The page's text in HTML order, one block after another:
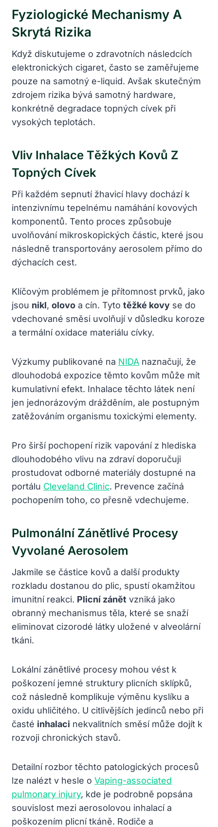
Fyziologické Mechanismy A
Skrytá Rizika
Když diskutujeme o zdravotních následcích
elektronických cigaret, často se zaměřujeme
pouze na samotný e-liquid. Avšak skutečným
zdrojem rizika bývá samotný hardware,
konkrétně degradace topných cívek při
vysokých teplotách.
Vliv Inhalace Těžkých Kovů Z
Topných Cívek
Při každém sepnutí žhavicí hlavy dochází k
intenzivnímu tepelnému namáhání kovových
komponentů. Tento proces způsobuje
uvolňování mikroskopických částic, které jsou
následně transportovány aerosolem přímo do
dýchacích cest.
Klíčovým problémem je přítomnost prvků, jako
jsou nikl, olovo a cín. Tyto těžké kovy se do
vdechované směsi uvolňují v důsledku koroze
a termální oxidace materiálu cívky.
Výzkumy publikované na NIDA naznačují, že
dlouhodobá expozice těmto kovům může mít
kumulativní efekt. Inhalace těchto látek není
jen jednorázovým drážděním, ale postupným
zatěžováním organismu toxickými elementy.
Pro širší pochopení rizik vapování z hlediska
dlouhodobého vlivu na zdraví doporučuji
prostudovat odborné materiály dostupné na
portálu Cleveland Clinic. Prevence začíná
pochopením toho, co přesně vdechujeme.
Pulmonální Zánětlivé Procesy
Vyvolané Aerosolem
Jakmile se částice kovů a další produkty
rozkladu dostanou do plic, spustí okamžitou
imunitní reakci. Plicní zánět vzniká jako
obranný mechanismus těla, které se snaží
eliminovat cizorodé látky uložené v alveolární
tkáni.
Lokální zánětlivé procesy mohou vést k
poškození jemné struktury plicních sklípků,
což následně komplikuje výměnu kyslíku a
oxidu uhličitého. U citlivějších jedinců nebo při
časté inhalaci nekvalitních směsí může dojít k
rozvoji chronických stavů.
Detailní rozbor těchto patologických procesů
lze nalézt v hesle o Vaping-associated
pulmonary injury, kde je podrobně popsána
souvislost mezi aerosolovou inhalací a
poškozením plicní tkáně. Rodiče a